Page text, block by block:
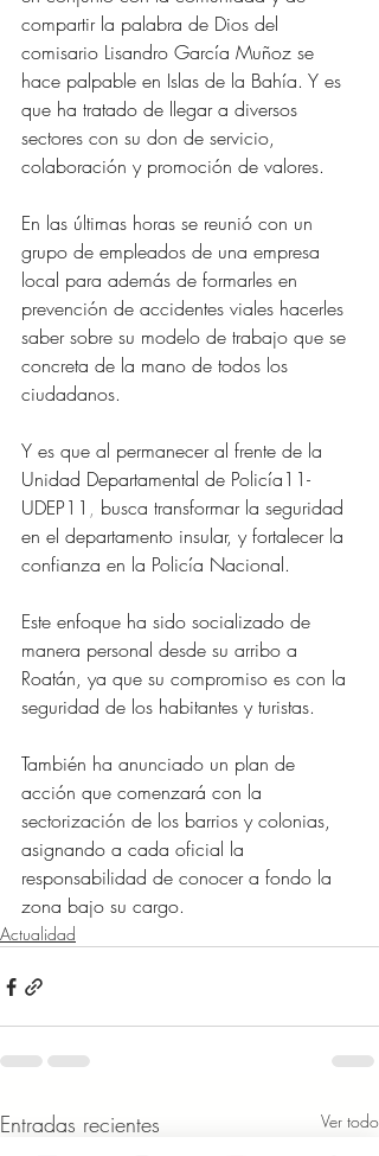
compartir la palabra de Dios del
comisario Lisandro García Muñoz se
hace palpable en Islas de la Bahía. Y es
que ha tratado de llegar a diversos
sectores con su don de servicio,
colaboración y promoción de valores.
En las últimas horas se reunió con un
grupo de empleados de una empresa
local para además de formarles en
prevención de accidentes viales hacerles
saber sobre su modelo de trabajo que se
concreta de la mano de todos los
ciudadanos.
Y es que al permanecer al frente de la
Unidad Departamental de Policía11-
UDEP11 , busca transformar la seguridad
en el departamento insular, y fortalecer la
confianza en la Policía Nacional.
Este enfoque ha sido socializado de
manera personal desde su arribo a
Roatán, ya que su compromiso es con la
seguridad de los habitantes y turistas.
También ha anunciado un plan de
acción que comenzará con la
sectorización de los barrios y colonias,
asignando a cada oficial la
responsabilidad de conocer a fondo la
zona bajo su cargo.
Actualidad
Entradas recientes Ver todo